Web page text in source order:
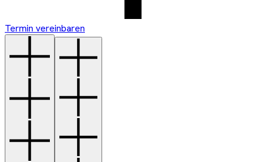
Termin vereinbaren